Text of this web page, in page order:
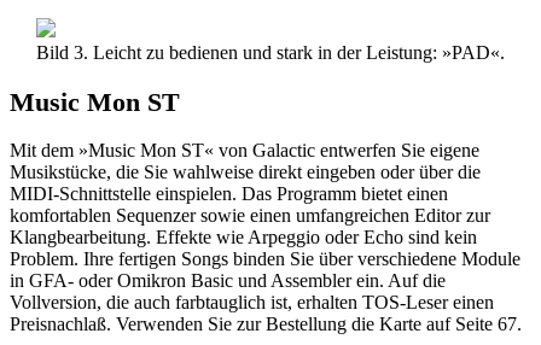
Bild 3. Leicht zu bedienen und stark in der Leistung: »PAD«.
Music Mon ST
Mit dem »Music Mon ST« von Galactic entwerfen Sie eigene
Musikstücke, die Sie wahlweise direkt eingeben oder über die
MIDI-Schnittstelle einspielen. Das Programm bietet einen
komfortablen Sequenzer sowie einen umfangreichen Editor zur
Klangbearbeitung. Effekte wie Arpeggio oder Echo sind kein
Problem. Ihre fertigen Songs binden Sie über verschiedene Module
in GFA- oder Omikron Basic und Assembler ein. Auf die
Vollversion, die auch farbtauglich ist, erhalten TOS-Leser einen
Preisnachlaß. Verwenden Sie zur Bestellung die Karte auf Seite 67.